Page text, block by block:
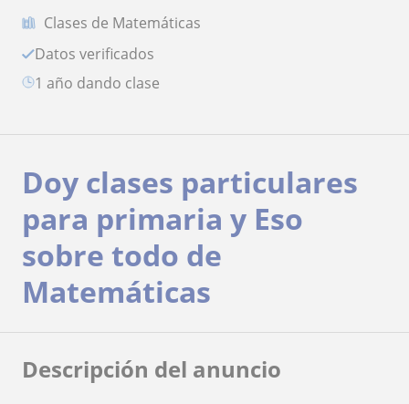
Clases de Matemáticas
Datos verificados
1 año dando clase
Doy clases particulares
para primaria y Eso
sobre todo de
Matemáticas
Descripción del anuncio